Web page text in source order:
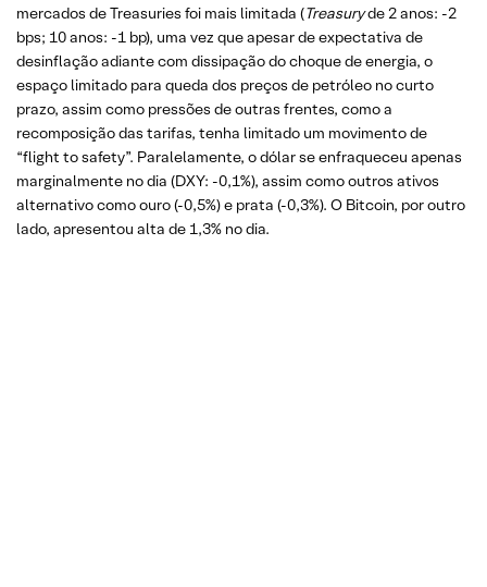
mercados de Treasuries foi mais limitada (Treasuryde 2 anos: -2
bps; 10 anos: -1 bp), uma vez que apesar de expectativa de
desinflação adiante com dissipação do choque de energia, o
espaço limitado para queda dos preços de petróleo no curto
prazo, assim como pressões de outras frentes, como a
recomposição das tarifas, tenha limitado um movimento de
“flight to safety”. Paralelamente, o dólar se enfraqueceu apenas
marginalmente no dia (DXY: -0,1%), assim como outros ativos
alternativo como ouro (-0,5%) e prata (-0,3%). O Bitcoin, por outro
lado, apresentou alta de 1,3% no dia.